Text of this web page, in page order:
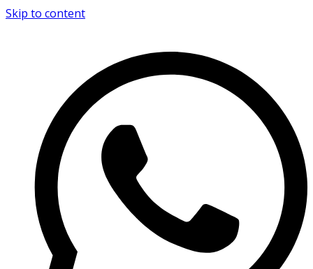
Skip to content